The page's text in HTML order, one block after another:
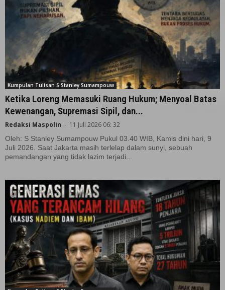
Kumpulan Tulisan S Stanley Sumampouw
Ketika Loreng Memasuki Ruang Hukum; Menyoal Batas
Kewenangan, Supremasi Sipil, dan...
Redaksi Maspolin - 11 Juli 2026 06: 32
Oleh: S Stanley Sumampouw Pukul 03.40 WIB, Kamis dini hari, 9
Juli 2026. Saat Jakarta masih terlelap dalam sunyi, sebuah
pemandangan yang tidak lazim terjadi...